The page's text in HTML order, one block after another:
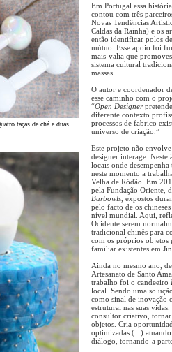
taças de chá e duas
Em Portugal essa
contou com três
Novas Tendências
Caldas da Rainha) e os
então identificar polos
mútuo. Esse apoio foi
mais-valia que
sistema cultural
massas.
O autor e coordenador
esse caminho com o
“Open Designer
diferente contexto
processos de fabrico
universo de criação.”
Este projeto não
designer interage. Neste
locais onde
neste momento a
Velha de Ródão. Em
pela Fundação Oriente,
Barbowls , expostos
pelo facto de os
nível mundial. Aqui,
Ocidente serem
tradicional chinês para
com os próprios objetos
familiar existentes em
Ainda no mesmo ano,
Artesanato de Santo
trabalho foi o candeeiro
local. Sendo uma
como sinal de inovação
estrutural nas suas
consultor criativo, tornar
objetos. Cria
optimizadas (...)
diálogo, tornando-a